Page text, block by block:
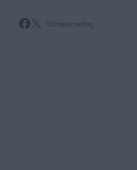
Copiar enllaç